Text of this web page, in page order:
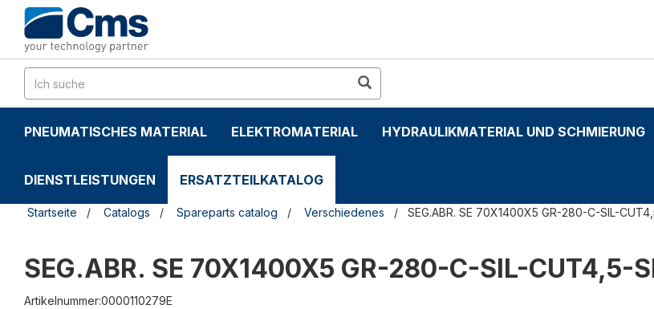
Inhalt
springen
Navigationsmen�
springen
PNEUMATISCHES MATERIAL ELEKTROMATERIAL HYDRAULIKMATERIAL UND SCHMIERUNG
DIENSTLEISTUNGEN ERSATZTEILKATALOG
Startseite Catalogs Spareparts catalog Verschiedenes SEG.ABR. SE 70X1400X5 GR-280-C-SIL-
SEG.ABR. SE 70X1400X5 GR-280-C-SIL-CUT4,5-
Artikelnummer:0000110279E